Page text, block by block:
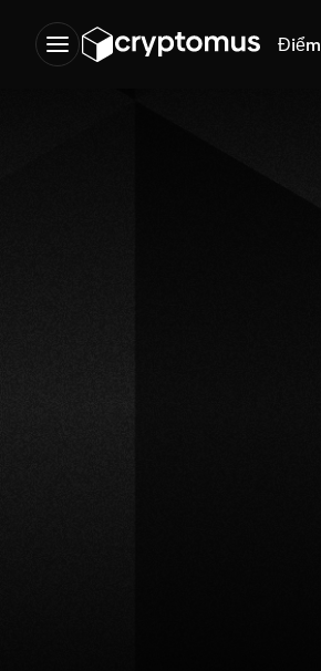
Điểm